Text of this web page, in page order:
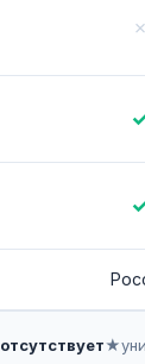
✗
отсутствует★